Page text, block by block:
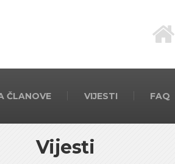
ČLANOVE VIJESTI FAQ
Vijesti